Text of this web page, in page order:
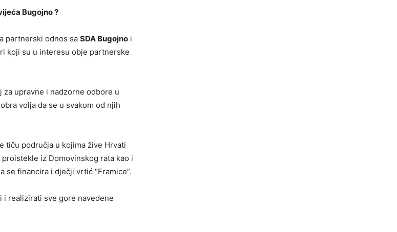
Bugojno ?
partnerski odnos sa SDA Bugojno i
koji su u interesu obje partnerske
upravne i nadzorne odbore u
volja da se u svakom od njih
tiču područja u kojima žive Hrvati
iz Domovinskog rata kao i
se financira i dječji vrtić “Framice”.
i realizirati sve gore navedene